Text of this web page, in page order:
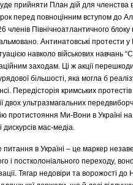
прийняти План дій для членства
перед повноцінним вступом до
26 членів Північноатлантичного
Антинатовські протести
навколо військових навчань
заходам. Ці ж акції
більшості, яка могла б
Передісторія кримських
двох ультразмагальних
протистояння Ми-Вони в Україні на
дискурсів мас-медіа.
в Україні – це маркер
і постколоніального переходу,
Тягар недовіри та ворожості